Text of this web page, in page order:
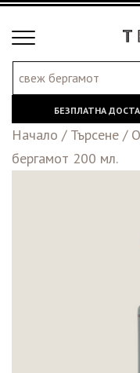
Toggle
БЕЗПЛАТНА
Начало / Търсене /
бергамот 200 мл.